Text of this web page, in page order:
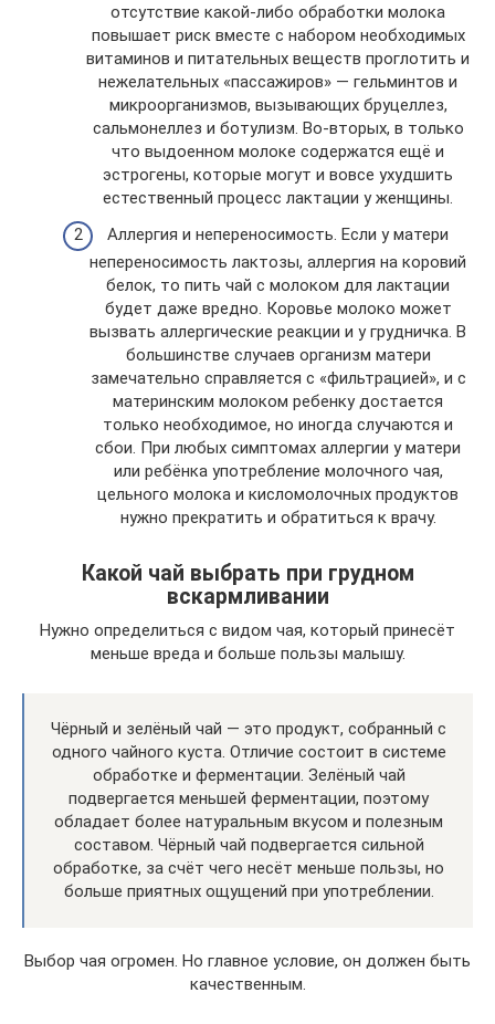
отсутствие какой-либо обработки молока
повышает риск вместе с набором необходимых
витаминов и питательных веществ проглотить и
нежелательных «пассажиров» — гельминтов и
микроорганизмов, вызывающих бруцеллез,
сальмонеллез и ботулизм. Во-вторых, в только
что выдоенном молоке содержатся ещё и
эстрогены, которые могут и вовсе ухудшить
естественный процесс лактации у женщины.
Аллергия и непереносимость. Если у матери
непереносимость лактозы, аллергия на коровий
белок, то пить чай с молоком для лактации
будет даже вредно. Коровье молоко может
вызвать аллергические реакции и у грудничка. В
большинстве случаев организм матери
замечательно справляется с «фильтрацией», и с
материнским молоком ребенку достается
только необходимое, но иногда случаются и
сбои. При любых симптомах аллергии у матери
или ребёнка употребление молочного чая,
цельного молока и кисломолочных продуктов
нужно прекратить и обратиться к врачу.
Какой чай выбрать при грудном
вскармливании
Нужно определиться с видом чая, который принесёт
меньше вреда и больше пользы малышу.
Чёрный и зелёный чай — это продукт, собранный с
одного чайного куста. Отличие состоит в системе
обработке и ферментации. Зелёный чай
подвергается меньшей ферментации, поэтому
обладает более натуральным вкусом и полезным
составом. Чёрный чай подвергается сильной
обработке, за счёт чего несёт меньше пользы, но
больше приятных ощущений при употреблении.
Выбор чая огромен. Но главное условие, он должен быть
качественным.